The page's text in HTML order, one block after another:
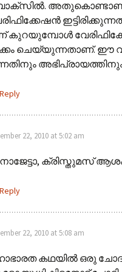
കുറയുമ്പോൾ
ചെയ്യുന്നതാണ്. ഈ
അഭിപ്രായത്തിനും
Reply
22, 2010 at 5:02 am
ക്രിസ്തുമസ്
Reply
22, 2010 at 5:08 am
കഥയിൽ ഒരു